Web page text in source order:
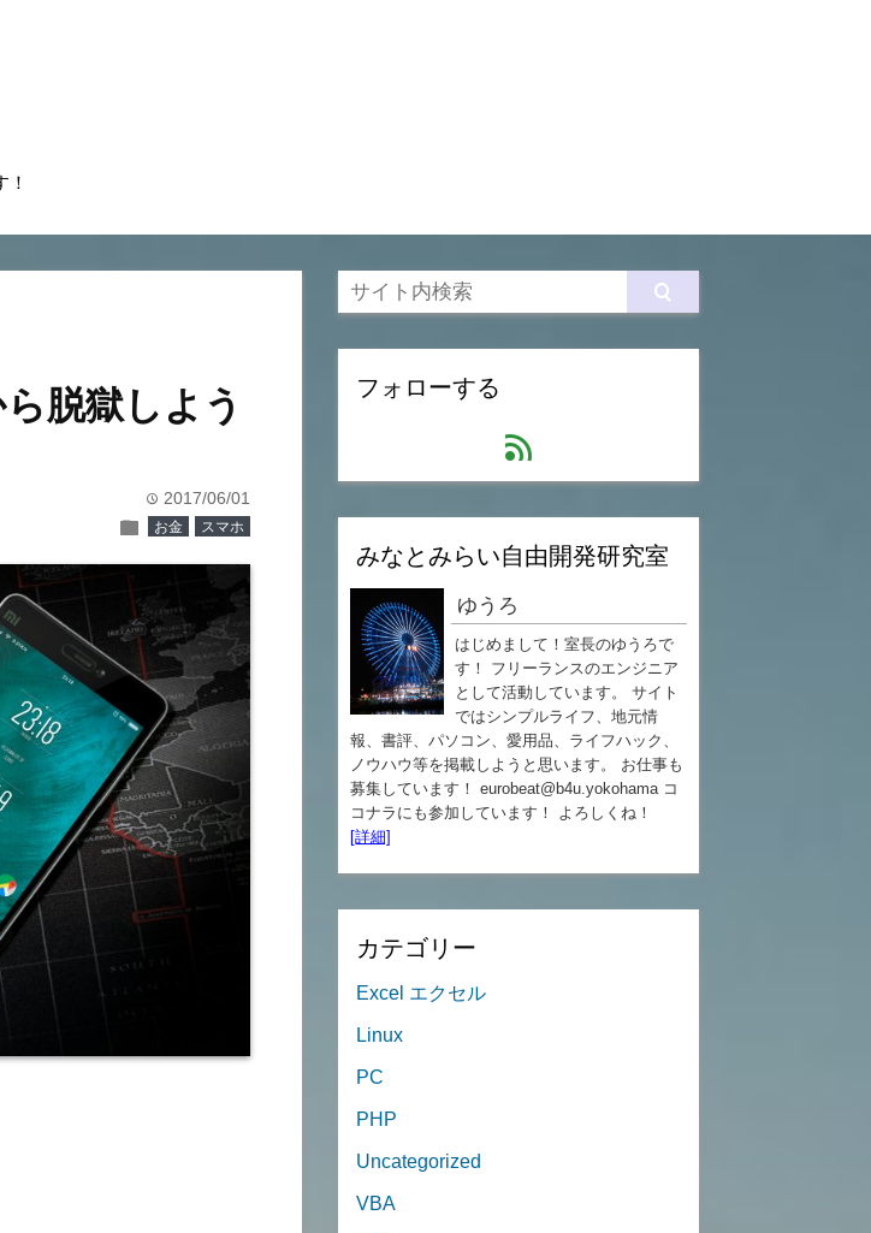
脱獄しよう
time 2017/06/01
folder お金 スマホ
フォローする
feed
みなとみらい自由開発研究室
ゆうろ
はじめまして！室長のゆうろで
す！ フリーランスのエンジニア
として活動しています。 サイト
ではシンプルライフ、地元情
報、書評、パソコン、愛用品、ライフハック、
ノウハウ等を掲載しようと思います。 お仕事も
募集しています！ eurobeat@b4u.yokohama コ
コナラにも参加しています！ よろしくね！
[詳細]
カテゴリー
Excel エクセル
Linux
PC
PHP
Uncategorized
VBA